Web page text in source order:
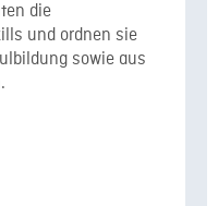
die
und ordnen sie
sowie aus